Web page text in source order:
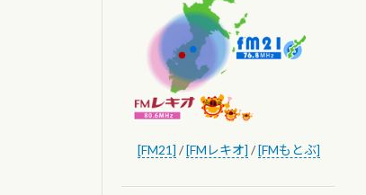
[FM21] /[FMレキオ] /[FMもとぶ]